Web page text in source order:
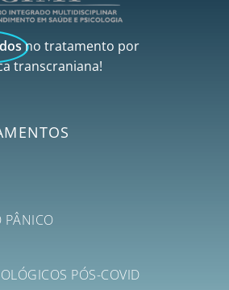
no tratamento por
transcraniana!
PÂNICO
PÓS-COVID